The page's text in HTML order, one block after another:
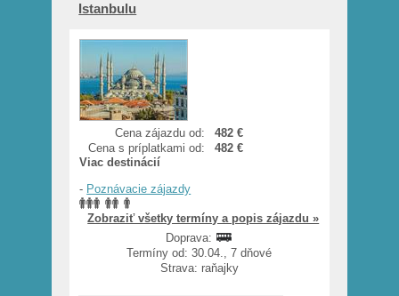
Istanbulu
Cena zájazdu od:
482 €
Cena s príplatkami od:
482 €
Viac destinácií
- Poznávacie zájazdy
Zobraziť všetky termíny a popis zájazdu »
Doprava:
Termíny od: 30.04., 7 dňové
Strava: raňajky